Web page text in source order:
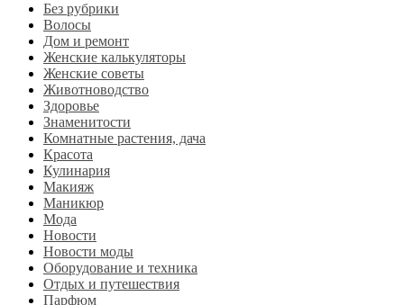
Без рубрики
Волосы
Дом и ремонт
Женские калькуляторы
Женские советы
Животноводство
Здоровье
Знаменитости
Комнатные растения, дача
Красота
Кулинария
Макияж
Маникюр
Мода
Новости
Новости моды
Оборудование и техника
Отдых и путешествия
Парфюм